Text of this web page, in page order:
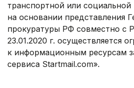
транспортной или
на основании представления
прокуратуры РФ совместно с
23.01.2020 г. осуществляется
к информационным ресурсам
сервиса Startmail.com».